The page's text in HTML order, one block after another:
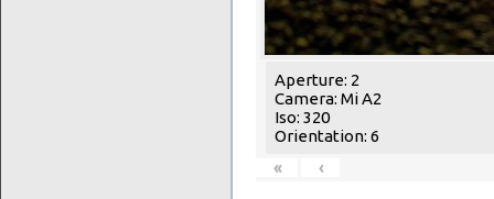
Aperture: 2
Camera: Mi A2
Iso: 320
Orientation: 6
«
‹